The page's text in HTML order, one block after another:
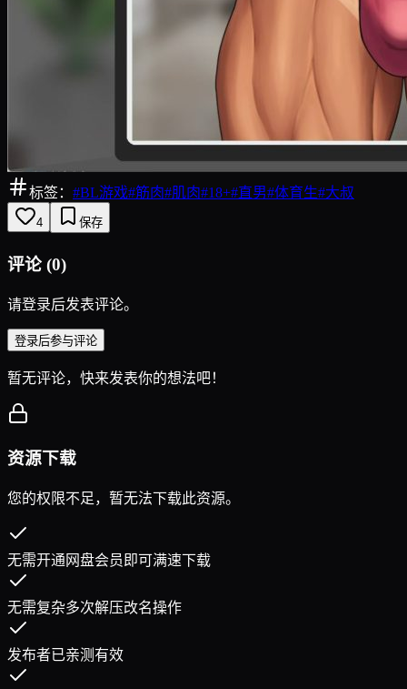
标签： #BL游戏#筋肉#肌肉#18+#直男#体育生#大叔
4 保存
评论 (0)
请登录后发表评论。
登录后参与评论
暂无评论，快来发表你的想法吧！
资源下载
您的权限不足，暂无法下载此资源。
无需开通网盘会员即可满速下载
无需复杂多次解压改名操作
发布者已亲测有效